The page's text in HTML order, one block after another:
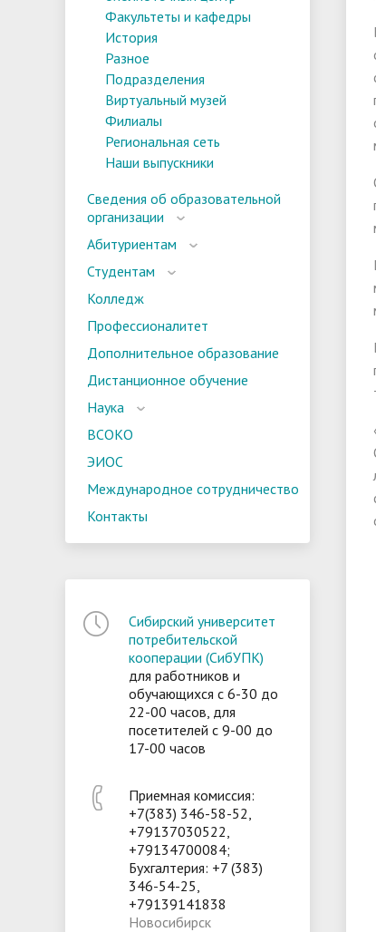
Факультеты и кафедры
История
Разное
Подразделения
Виртуальный музей
Филиалы
Региональная сеть
Наши выпускники
Сведения об образовательной
организации
Абитуриентам
Студентам
Колледж
Профессионалитет
Дополнительное образование
Дистанционное обучение
Наука
ВСОКО
ЭИОС
Международное сотрудничество
Контакты
Сибирский университет
потребительской
кооперации (СибУПК)
для работников и
обучающихся с 6-30 до
22-00 часов, для
посетителей с 9-00 до
17-00 часов
Приемная комиссия:
+7(383) 346-58-52,
+79137030522,
+79134700084;
Бухгалтерия: +7 (383)
346-54-25,
+79139141838
Новосибирск